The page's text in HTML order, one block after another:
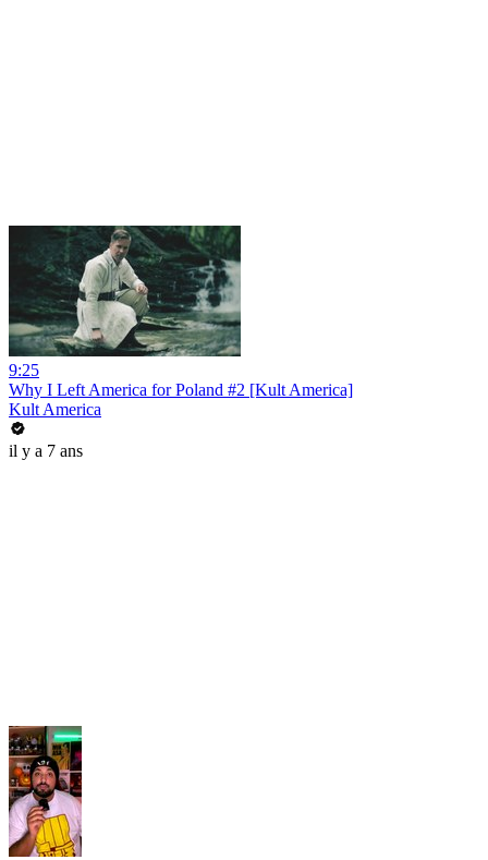
9:25
Why I Left America for Poland #2 [Kult America]
Kult America
il y a 7 ans